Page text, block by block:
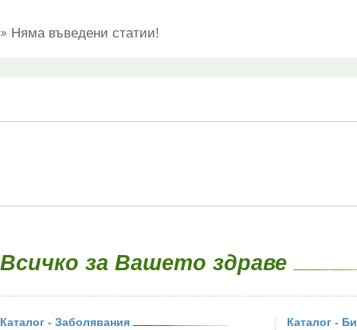
Няма въведени статии!
Всичко за Вашето здраве
Каталог - Заболявания Каталог -